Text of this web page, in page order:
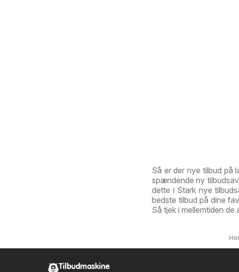
Så er der nye tilbud på
spændende ny
dette i Stark nye
bedste tilbud på dine
Så tjek i mellemtiden de
Tilbudmaskine